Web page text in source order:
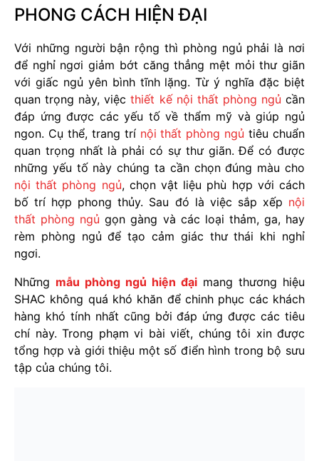
PHONG CÁCH HIỆN ĐẠI
Với những người bận rộng thì phòng ngủ phải là nơi
để nghỉ ngơi giảm bớt căng thẳng mệt mỏi thư giãn
với giấc ngủ yên bình tĩnh lặng. Từ ý nghĩa đặc biệt
quan trọng này, việcthiết kế nội thất phòng ngủ cần
đáp ứng được các yếu tố về thẩm mỹ và giúp ngủ
ngon. Cụ thể, trang trí nội thất phòng ngủ tiêu chuẩn
quan trọng nhất là phải có sự thư giãn. Để có được
những yếu tố này chúng ta cần chọn đúng màu cho
nội thất phòng ngủ, chọn vật liệu phù hợp với cách
bố trí hợp phong thủy. Sau đó là việc sắp xếp nội
thất phòng ngủ gọn gàng và các loại thảm, ga, hay
rèm phòng ngủ để tạo cảm giác thư thái khi nghỉ
ngơi.
Những mẫu phòng ngủ hiện đại mang thương hiệu
SHAC không quá khó khăn để chinh phục các khách
hàng khó tính nhất cũng bởi đáp ứng được các tiêu
chí này. Trong phạm vi bài viết, chúng tôi xin được
tổng hợp và giới thiệu một số điển hình trong bộ sưu
tập của chúng tôi.